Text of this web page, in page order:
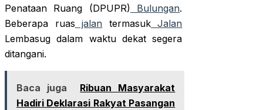
Penataan Ruang (DPUPR) Bulungan.
Beberapa ruas jalan termasukJalan
Lembasug dalam waktu dekat segera
ditangani.
Baca juga
Ribuan Masyarakat
Hadiri Deklarasi Rakyat Pasangan